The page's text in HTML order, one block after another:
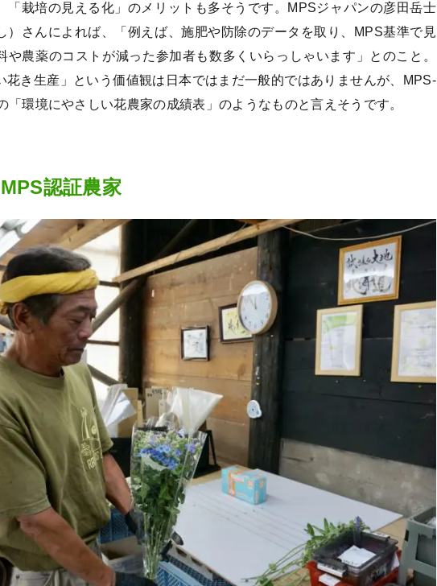
「栽培の見える化」のメリットも多そうです。MPSジャパンの彦田岳士
）さんによれば、「例えば、施肥や防除のデータを取り、MPS基準で見
や農薬のコストが減った参加者も数多くいらっしゃいます」とのこと。
花き生産」という価値観は日本ではまだ一般的ではありませんが、MPS-
「環境にやさしい花農家の成績表」のようなものと言えそうです。
認証農家